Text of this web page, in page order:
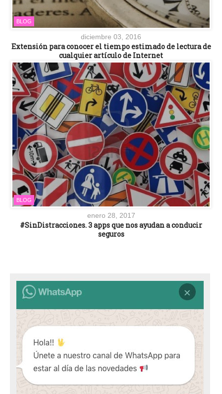
BLOG
diciembre 03, 2016
Extensión para conocer el tiempo estimado de lectura de
cualquier artículo de Internet
BLOG
enero 28, 2017
#SinDistracciones. 3 apps que nos ayudan a conducir
seguros